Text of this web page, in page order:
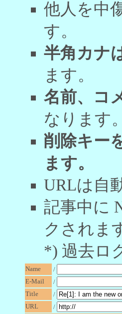
他人を中
す。
半角カナ
ます。
名前、コ
なります。
削除キー
ます。
URLは自
記事中に
クされま
*) 過去ロ
Name
/
E-Mail
/
Title
/
URL
/